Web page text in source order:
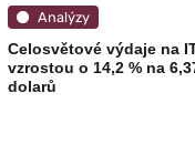
Analýzy
Celosvětové výdaje na
vzrostou o 14,2 % na
dolarů